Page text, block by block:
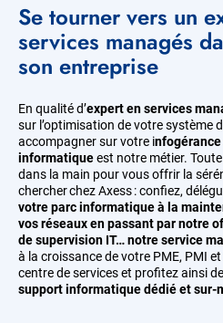
Se tourner vers un
services managés
son entreprise
En qualité d’expert en services
sur l’optimisation de votre système
accompagner sur votre i
informatiqueest notre métier.
dans la main pour vous offrir la
chercher chez Axess : confiez,
votre parc informatique à la
vos réseaux en passant par notre
de supervision IT… notre service
à la croissance de votre PME, PMI
centre de services et profitez ainsi
support informatique dédié et sur-